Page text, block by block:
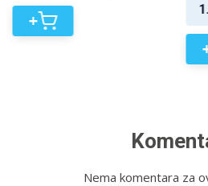
+
Nema komentara za